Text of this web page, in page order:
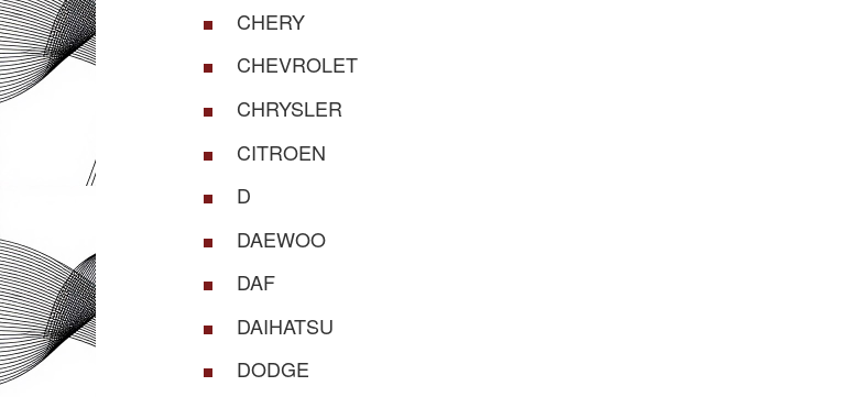
CHERY
CHEVROLET
CHRYSLER
CITROEN
D
DAEWOO
DAF
DAIHATSU
DODGE